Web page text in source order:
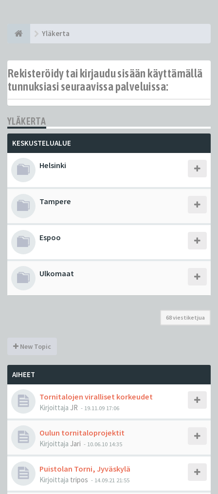
Yläkerta
Rekisteröidy tai kirjaudu sisään käyttämällä
tunnuksiasi seuraavissa palveluissa:
YLÄKERTA
KESKUSTELUALUE
Helsinki
Tampere
Espoo
Ulkomaat
68 viestiketjua
New Topic
AIHEET
Tornitalojen viralliset korkeudet
Kirjoittaja JR - 19.11.09 17:06
Oulun tornitaloprojektit
Kirjoittaja Jari - 10.06.10 14:35
Puistolan Torni, Jyväskylä
Kirjoittaja tripos - 14.09.21 21:55